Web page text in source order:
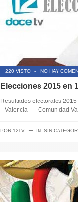
220 VISTO - NO HAY
Elecciones 2015 en
Resultados electorales 2015
Valencia Comunidad
POR 12TV ─ IN: SIN